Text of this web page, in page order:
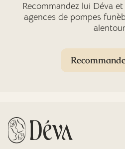
Recommandez lui Déva
agences de pompes